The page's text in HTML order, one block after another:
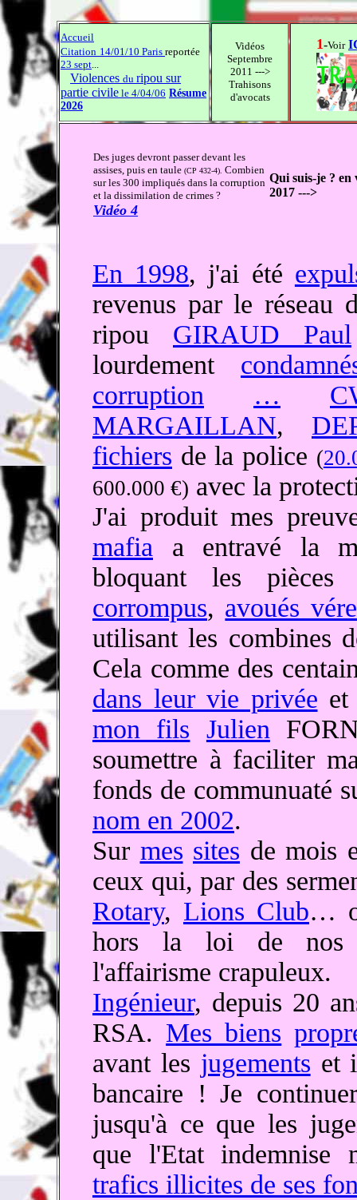
Accueil
Citation 14/01/10 Paris reportée
23 sept...
Violences du ripou sur
partie civile le 4/04/06 Résume
2026
Vidéos
Septembre
2011 --->
Trahisons
d'avocats
1-Voir
Des juges devront passer devant les
assises, puis en taule (CP 432-4). Combien
sur les 300 impliqués dans la corruption
et la dissimilation de crimes ?
Vidéo 4
Qui suis-je ? en
2017 --->
En 1998, j'ai été
revenus par le réseau
ripou GIRAUD Paul
lourdement
corruption
…
MARGAILLAN,
fichiers de la police (
600.000 €) avec la
J'ai produit mes
mafia a entravé la
bloquant les
corrompus, avoués
utilisant les combines
Cela comme des
dans leur vie privée
mon fils Julien
soumettre à faciliter
fonds de communuaté
nom en 2002.
Sur mes sites de mois
ceux qui, par des
Rotary, Lions Club…
hors la loi de nos
l'affairisme crapuleux.
Ingénieur, depuis 20
RSA. Mes biens
avant les jugements et
bancaire ! Je
jusqu'à ce que les
que l'Etat indemnise
trafics illicites de ses